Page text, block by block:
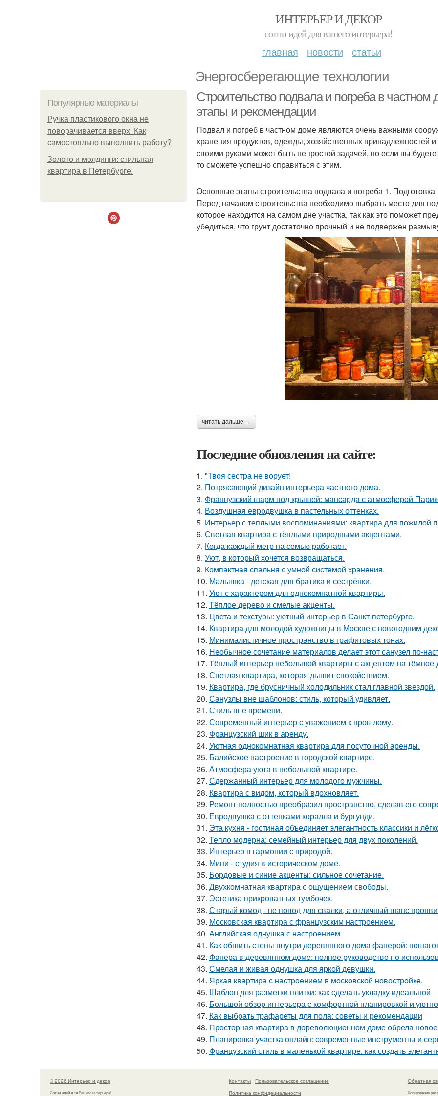
ИНТЕРЬЕР И ДЕКОР
сотни идей для вашего интерьера!
главная новости статьи
Энергосберегающие технологии
Популярные материалы
Ручка пластикового окна не
поворачивается вверх. Как
самостояльно выполнить работу?
Золото и молдинги: стильная
квартира в Петербурге.
Строительство подвала и погреба в
этапы и рекомендации
Подвал и погреб в частном доме являются очень важными
хранения продуктов, одежды, хозяйственных принадлежностей
своими руками может быть непростой задачей, но если вы
то сможете успешно справиться с этим.
Основные этапы строительства подвала и погреба 1. Подготовка
Перед началом строительства необходимо выбрать место для
которое находится на самом дне участка, так как это поможет
убедиться, что грунт достаточно прочный и не подвержен
читать дальше →
Последние обновления на сайте:
1. "Твоя сестра не ворует!
2. Потрясающий дизайн интерьера частного дома.
3. Французский шарм под крышей: мансарда с атмосферой
4. Воздушная евродвушка в пастельных оттенках.
5. Интерьер с теплыми воспоминаниями: квартира для пожилой
6. Светлая квартира с тёплыми природными акцентами.
7. Когда каждый метр на семью работает.
8. Уют, в который хочется возвращаться.
9. Компактная спальня с умной системой хранения.
10. Малышка - детская для братика и сестрёнки.
11. Уют с характером для однокомнатной квартиры.
12. Тёплое дерево и смелые акценты.
13. Цвета и текстуры: уютный интерьер в Санкт-петербурге.
14. Квартира для молодой художницы в Москве с новогодним
15. Минималистичное пространство в графитовых тонах.
16. Необычное сочетание материалов делает этот санузел по-
17. Тёплый интерьер небольшой квартиры с акцентом на тёмное
18. Светлая квартира, которая дышит спокойствием.
19. Квартира, где брусничный холодильник стал главной звездой.
20. Санузлы вне шаблонов: стиль, который удивляет.
21. Стиль вне времени.
22. Современный интерьер с уважением к прошлому.
23. Французский шик в аренду.
24. Уютная однокомнатная квартира для посуточной аренды.
25. Балийское настроение в городской квартире.
26. Атмосфера уюта в небольшой квартире.
27. Сдержанный интерьер для молодого мужчины.
28. Квартира с видом, который вдохновляет.
29. Ремонт полностью преобразил пространство, сделав его
30. Евродвушка с оттенками коралла и бургунди.
31. Эта кухня - гостиная объединяет элегантность классики и
32. Тепло модерна: семейный интерьер для двух поколений.
33. Интерьер в гармонии с природой.
34. Мини - студия в историческом доме.
35. Бордовые и синие акценты: сильное сочетание.
36. Двухкомнатная квартира с ощущением свободы.
37. Эстетика прикроватных тумбочек.
38. Старый комод - не повод для свалки, а отличный шанс
39. Московская квартира с французским настроением.
40. Английская однушка с настроением.
41. Как обшить стены внутри деревянного дома фанерой:
42. Фанера в деревянном доме: полное руководство по
43. Смелая и живая однушка для яркой девушки.
44. Яркая квартира с настроением в московской новостройке.
45. Шаблон для разметки плитки: как сделать укладку идеальной
46. Большой обзор интерьера с комфортной планировкой и
47. Как выбрать трафареты для пола: советы и рекомендации
48. Просторная квартира в дореволюционном доме обрела
49. Планировка участка онлайн: современные инструменты и
50. Французский стиль в маленькой квартире: как создать
© 2026 Интерьер и декор
Сотни идей для Вашего интерьера!
Контакты
Пользовательское соглашение
Политика конфидециальности
Обратная
Копирование